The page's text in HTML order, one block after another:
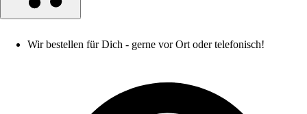
Wir bestellen für Dich - gerne vor Ort oder telefonisch!